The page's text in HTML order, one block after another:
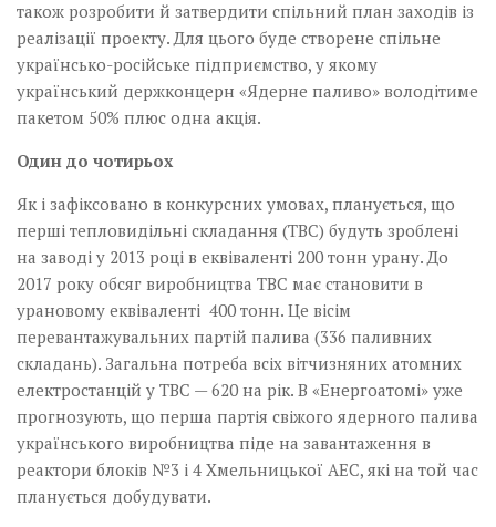
також розробити й затвердити спільний­ план заходів із
реалізації проекту. Для цього буде створене спільне
українсько-російське підприємство, у якому
український держконцерн «Ядерне паливо» володітиме
пакетом 50% плюс одна акція.
Один до чотирьох
Як і зафіксовано в конкурсних умовах, планується, що
перші тепловидільні складання (ТВС) будуть зроблені
на заводі у 2013 році в еквіваленті 200 тонн урану. До
2017 року обсяг виробництва ТВС має становити в
урановому еквіваленті 400 тонн.­ Це вісім
перевантажувальних партій палива (336 паливних
складань). Загальна потреба всіх вітчизняних атомних
електростанцій у ТВС — 620 на рік. В «Енергоатомі» уже
прогнозують, що перша партія свіжого ядерного палива
українського виробництва піде на завантаження в
реактори блоків №3 і 4 Хмельницької АЕС, які на той час
планується добудувати.